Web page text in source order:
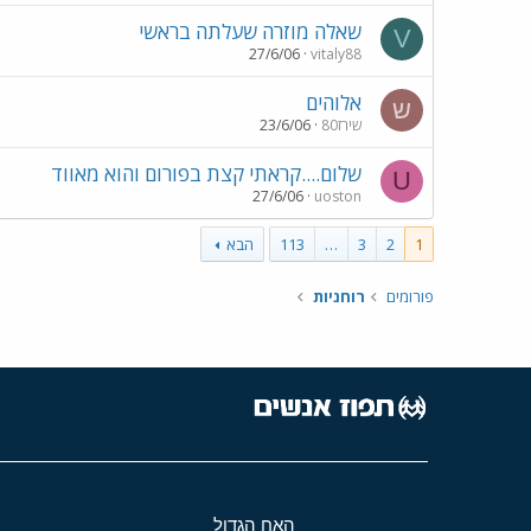
V שאלה מוזרה שעלתה בראשי
vitaly88
27/6/06
ש אלוהים
שירז80 23/6/06
U שלום....קראתי קצת בפורום והוא מאווד
uoston
27/6/06
1
2
3
…
113 הבא
פורומים רוחניות
האח הגדול